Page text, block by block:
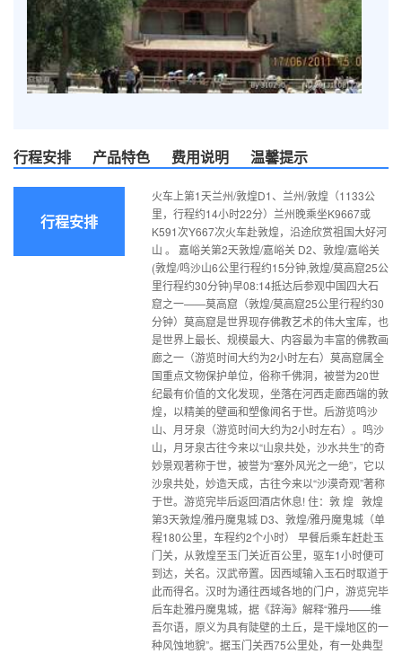
行程安排 产品特色 费用说明 温馨提示
行程安排
火车上第1天兰州/敦煌D1、兰州/敦煌（1133公
里，行程约14小时22分）兰州晚乘坐K9667或
K591次Y667次火车赴敦煌，沿途欣赏祖国大好河
山 。 嘉峪关第2天敦煌/嘉峪关 D2、敦煌/嘉峪关
(敦煌/鸣沙山6公里行程约15分钟,敦煌/莫高窟25公
里行程约30分钟)早08:14抵达后参观中国四大石
窟之一——莫高窟（敦煌/莫高窟25公里行程约30
分钟）莫高窟是世界现存佛教艺术的伟大宝库，也
是世界上最长、规模最大、内容最为丰富的佛教画
廊之一（游览时间大约为2小时左右）莫高窟属全
国重点文物保护单位，俗称千佛洞，被誉为20世
纪最有价值的文化发现，坐落在河西走廊西端的敦
煌，以精美的壁画和塑像闻名于世。后游览鸣沙
山、月牙泉（游览时间大约为2小时左右）。鸣沙
山，月牙泉古往今来以“山泉共处，沙水共生”的奇
妙景观著称于世，被誉为“塞外风光之一绝”，它以
沙泉共处，妙造天成，古往今来以“沙漠奇观”著称
于世。游览完毕后返回酒店休息! 住：敦 煌 敦煌
第3天敦煌/雅丹魔鬼城 D3、敦煌/雅丹魔鬼城（单
程180公里，车程约2个小时） 早餐后乘车赶赴玉
门关，从敦煌至玉门关近百公里，驱车1小时便可
到达，关名。汉武帝置。因西域输入玉石时取道于
此而得名。汉时为通往西域各地的门户，游览完毕
后车赴雅丹魔鬼城，据《辞海》解释“雅丹——维
吾尔语，原义为具有陡壁的土丘，是干燥地区的一
种风蚀地貌”。据玉门关西75公里处，有一处典型